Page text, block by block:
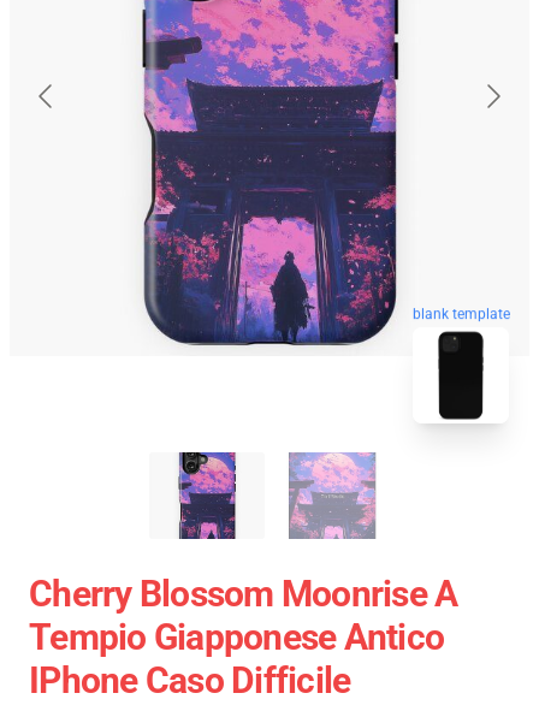
blank template
Cherry Blossom Moonrise A
Tempio Giapponese Antico
IPhone Caso Difficile